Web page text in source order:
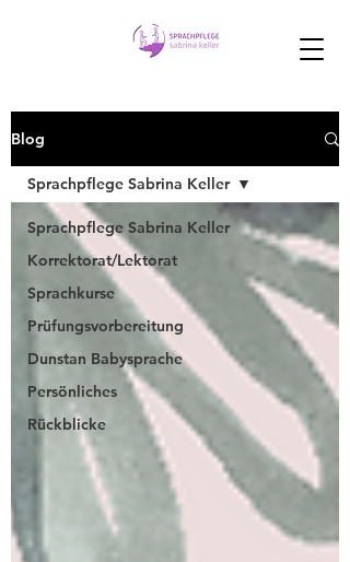
Blog
Sprachpflege Sabrina Keller
Korrektorat/Lektorat
Sprachkurse
Prüfungsvorbereitung
Dunstan Babysprache
Persönliches
Rückblicke
Sprachpflege Sabrina Keller